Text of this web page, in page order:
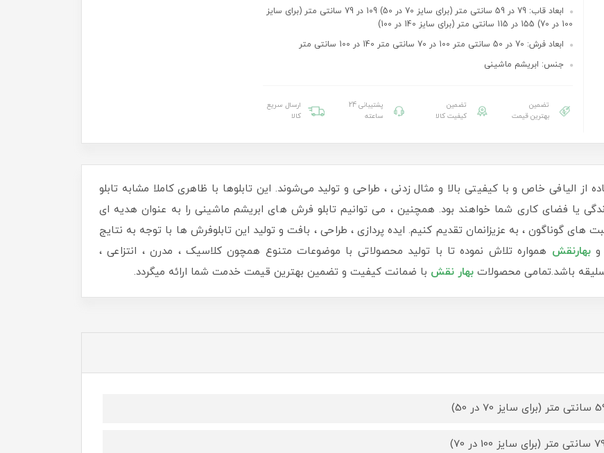
ابعاد قاب: 79 در 59 سانتی متر (برای سایز 70 در 50) 109 در 79 سانتی متر (برای سایز
100 در 70) 155 در 115 سانتی متر (برای سایز 140 در 100)
ابعاد فرش: 70 در 50 سانتی متر 100 در 70 سانتی متر 140 در 100 سانتی متر
جنس: ابریشم ماشینی
تضمین
بهترین قیمت
تضمین
کیفیت کالا
پشتیبانی 24
ساعته
ارسال سریع
کالا
از الیافی خاص و با کیفیتی بالا و مثال زدنی ، طراحی و تولید می‌شوند. این تابلوها با ظاهری کاملا مشابه تابلو
یا فضای کاری شما خواهند بود. همچنین ، می توانیم تابلو فرش های ابریشم ماشینی را به عنوان هدیه ای
گوناگون ، به عزیزانمان تقدیم کنیم. ایده پردازی ، طراحی ، بافت و تولید این تابلوفرش ها با توجه به نتایج
وبهارنقش همواره تلاش نموده تا با تولید محصولاتی با موضوعات متنوع همچون کلاسیک ، مدرن ، انتزاعی ،
باشد.تمامی محصولات بهار نقش با ضمانت کیفیت و تضمین بهترین قیمت خدمت شما ارائه میگردد.